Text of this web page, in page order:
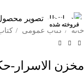
فروخته شده
خانه کتاب عمومی
مخزن الاسرار-